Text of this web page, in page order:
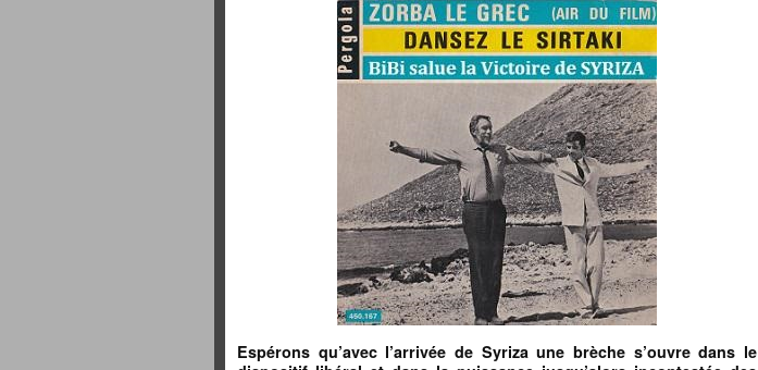
Espérons qu’avec l’arrivée de Syriza une brèche s’ouvre dans le